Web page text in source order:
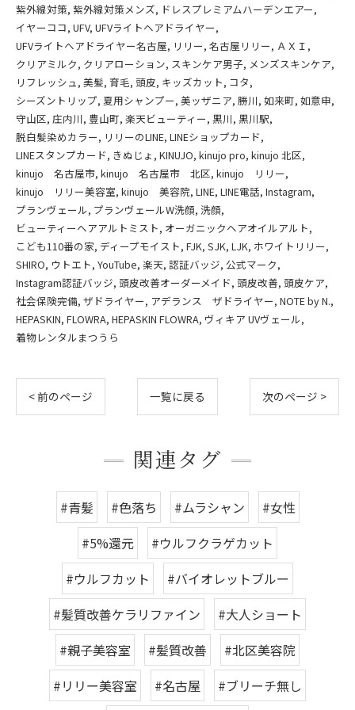
紫外線対策 紫外線対策メンズ ドレスプレミアムハーデンエアー
イヤーココ UFV UFVライトヘアドライヤー
UFVライトヘアドライヤー名古屋 リリー 名古屋リリー ＡＸＩ
クリアミルク クリアローション スキンケア男子 メンズスキンケア
リフレッシュ 美髪 育毛 頭皮 キッズカット コタ
シーズントリップ 夏用シャンプー 美ッザニア 勝川 如来町 如意申
守山区 庄内川 豊山町 楽天ビューティー 黒川 黒川駅
脱白髪染めカラー
リリーのLINE LINEショップカード
LINEスタンプカード きぬじょ KINUJO kinujo pro kinujo 北区
kinujo 名古屋市 kinujo 名古屋市 北区 kinujo リリー
kinujo リリー美容室 kinujo 美容院 LINE LINE電話 Instagram
プランヴェール プランヴェールW洗顔 洗顔
ビューティーヘアアルトミスト オーガニックヘアオイルアルト
こども110番の家 ディープモイスト FJK SJK LJK ホワイトリリー
SHIRO ウトエト YouTube 楽天 認証バッジ 公式マーク
Instagram認証バッジ 頭皮改善オーダーメイド 頭皮改善 頭皮ケア
社会保険完備 ザドライヤー アデランス ザドライヤー NOTE by N.
HEPASKIN FLOWRA HEPASKIN FLOWRA ヴィキア UVヴェール
着物レンタルまつうら
< 前のページ 一覧に戻る 次のページ >
関連タグ
#青髪 #色落ち #ムラシャン
#女性
#5%還元
#​ウルフクラゲカット
#​ウルフカット
#バイオレットブルー
#髪質改善ケラリファイン
#大人ショート
#親子美容室
#髪質改善
#北区美容院
#リリー美容室
#名古屋
#ブリーチ無し